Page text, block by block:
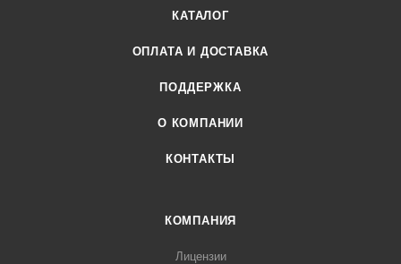
КАТАЛОГ
ОПЛАТА И ДОСТАВКА
ПОДДЕРЖКА
О КОМПАНИИ
КОНТАКТЫ
КОМПАНИЯ
Лицензии